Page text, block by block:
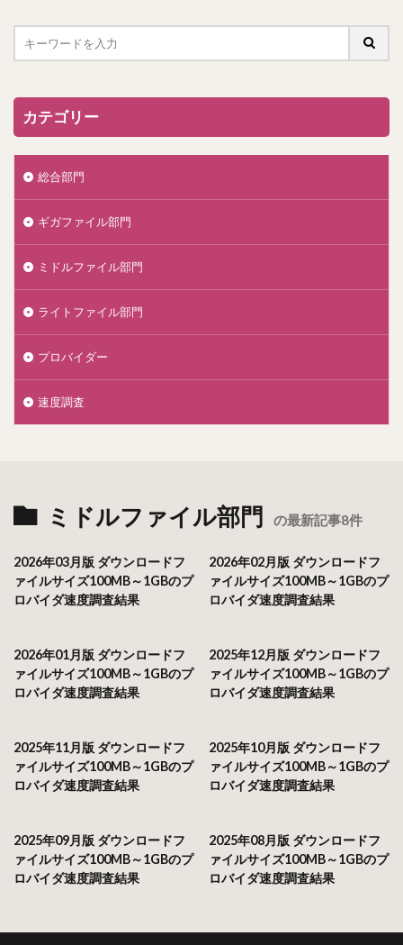
カテゴリー
総合部門
ギガファイル部門
ミドルファイル部門
ライトファイル部門
プロバイダー
速度調査
ミドルファイル部門 の最新記事8件
2026年03月版 ダウンロードフ
ァイルサイズ100MB～1GBのプ
ロバイダ速度調査結果
2026年02月版 ダウンロードフ
ァイルサイズ100MB～1GBのプ
ロバイダ速度調査結果
2026年01月版 ダウンロードフ
ァイルサイズ100MB～1GBのプ
ロバイダ速度調査結果
2025年12月版 ダウンロードフ
ァイルサイズ100MB～1GBのプ
ロバイダ速度調査結果
2025年11月版 ダウンロードフ
ァイルサイズ100MB～1GBのプ
ロバイダ速度調査結果
2025年10月版 ダウンロードフ
ァイルサイズ100MB～1GBのプ
ロバイダ速度調査結果
2025年09月版 ダウンロードフ
ァイルサイズ100MB～1GBのプ
ロバイダ速度調査結果
2025年08月版 ダウンロードフ
ァイルサイズ100MB～1GBのプ
ロバイダ速度調査結果